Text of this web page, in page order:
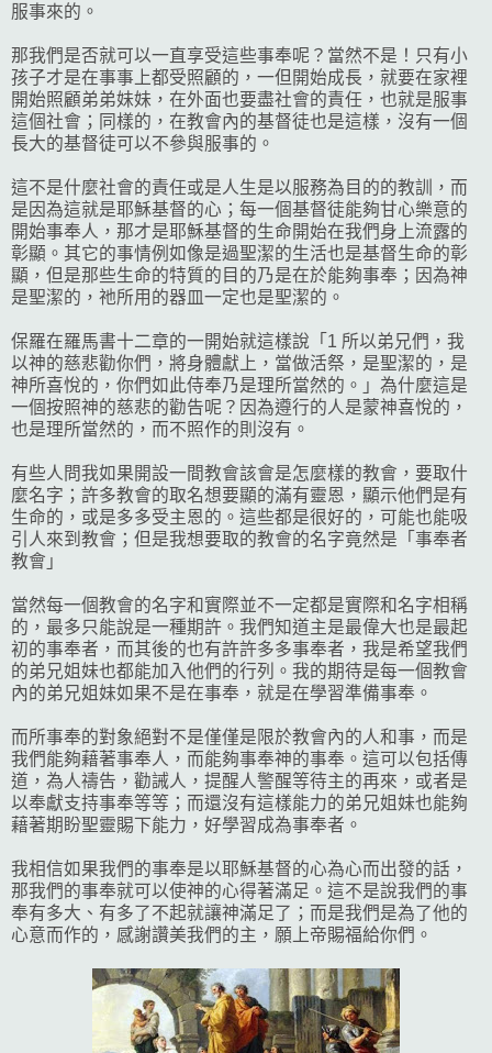
服事來的。
那我們是否就可以一直享受這些事奉呢？當然不是！只有小
孩子才是在事事上都受照顧的，一但開始成長，就要在家裡
開始照顧弟弟妹妹，在外面也要盡社會的責任，也就是服事
這個社會；同樣的，在教會內的基督徒也是這樣，沒有一個
長大的基督徒可以不參與服事的。
這不是什麼社會的責任或是人生是以服務為目的的教訓，而
是因為這就是耶穌基督的心；每一個基督徒能夠甘心樂意的
開始事奉人，那才是耶穌基督的生命開始在我們身上流露的
彰顯。其它的事情例如像是過聖潔的生活也是基督生命的彰
顯，但是那些生命的特質的目的乃是在於能夠事奉；因為神
是聖潔的，祂所用的器皿一定也是聖潔的。
保羅在羅馬書十二章的一開始就這樣說「1 所以弟兄們，我
以神的慈悲勸你們，將身體獻上，當做活祭，是聖潔的，是
神所喜悅的，你們如此侍奉乃是理所當然的。」為什麼這是
一個按照神的慈悲的勸告呢？因為遵行的人是蒙神喜悅的，
也是理所當然的，而不照作的則沒有。
有些人問我如果開設一間教會該會是怎麼樣的教會，要取什
麼名字；許多教會的取名想要顯的滿有靈恩，顯示他們是有
生命的，或是多多受主恩的。這些都是很好的，可能也能吸
引人來到教會；但是我想要取的教會的名字竟然是「事奉者
教會」
當然每一個教會的名字和實際並不一定都是實際和名字相稱
的，最多只能說是一種期許。我們知道主是最偉大也是最起
初的事奉者，而其後的也有許許多多事奉者，我是希望我們
的弟兄姐妹也都能加入他們的行列。我的期待是每一個教會
內的弟兄姐妹如果不是在事奉，就是在學習準備事奉。
而所事奉的對象絕對不是僅僅是限於教會內的人和事，而是
我們能夠藉著事奉人，而能夠事奉神的事奉。這可以包括傳
道，為人禱告，勸誡人，提醒人警醒等待主的再來，或者是
以奉獻支持事奉等等；而還沒有這樣能力的弟兄姐妹也能夠
藉著期盼聖靈賜下能力，好學習成為事奉者。
我相信如果我們的事奉是以耶穌基督的心為心而出發的話，
那我們的事奉就可以使神的心得著滿足。這不是說我們的事
奉有多大、有多了不起就讓神滿足了；而是我們是為了他的
心意而作的，感謝讚美我們的主，願上帝賜福給你們。